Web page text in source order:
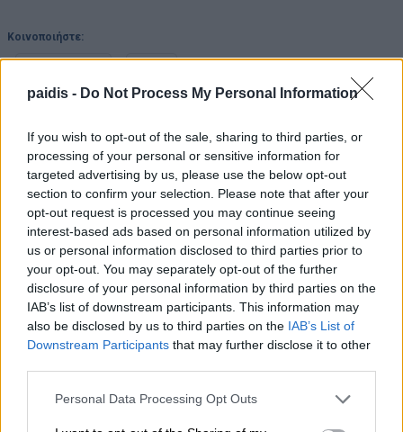
paidis - Do Not Process My Personal Information
If you wish to opt-out of the sale, sharing to third parties, or
processing of your personal or sensitive information for
targeted advertising by us, please use the below opt-out
section to confirm your selection. Please note that after your
opt-out request is processed you may continue seeing
interest-based ads based on personal information utilized by
us or personal information disclosed to third parties prior to
your opt-out. You may separately opt-out of the further
disclosure of your personal information by third parties on the
IAB’s list of downstream participants. This information may
also be disclosed by us to third parties on the IAB’s List of
Downstream Participants that may further disclose it to other
Personal Data Processing Opt Outs
Κοινοποιήστε:
▌ΤΑ ΠΙΟ ΔΗΜΟΦΙΛΗ
ΣΗΜΕΡΑ